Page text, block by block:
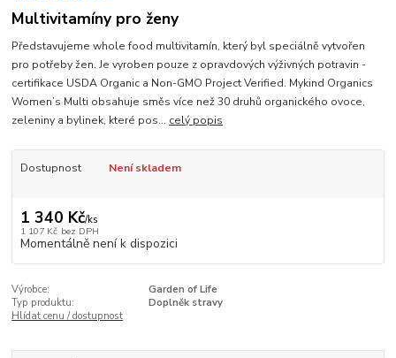
Multivitamíny pro ženy
Představujeme whole food multivitamín, který byl speciálně vytvořen
pro potřeby žen. Je vyroben pouze z opravdových výživných potravin -
certifikace USDA Organic a Non-GMO Project Verified. Mykind Organics
Women’s Multi obsahuje směs více než 30 druhů organického ovoce,
zeleniny a bylinek, které pos... celý popis
Dostupnost Není skladem
1 340 Kč/ks
1 107 Kč bez DPH
Momentálně není k dispozici
Výrobce:
Garden of Life
Typ produktu:
Doplněk stravy
Hlídat cenu / dostupnost